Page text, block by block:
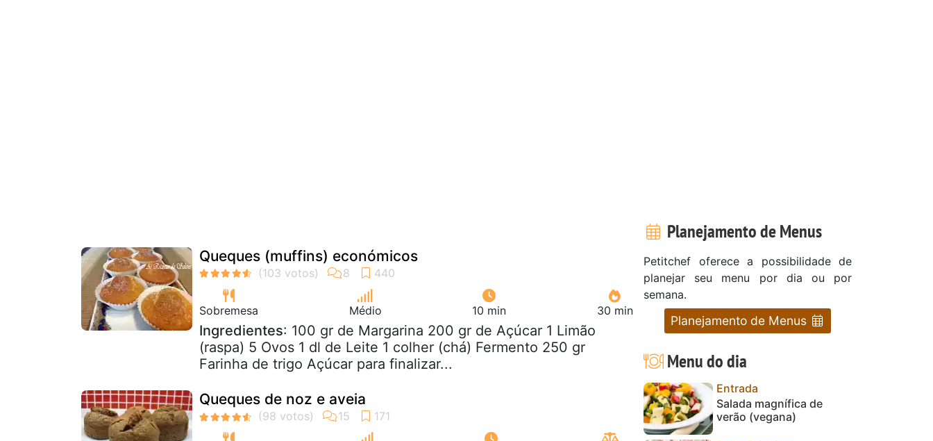
Queques (muffins) económicos
Sobremesa Médio 10 min 30 min
Ingredientes: 100 gr de Margarina 200 gr de Açúcar 1 Limão
(raspa) 5 Ovos 1 dl de Leite 1 colher (chá) Fermento 250 gr
Farinha de trigo Açúcar para finalizar...
Queques de noz e aveia
Planejamento de Menus
Petitchef oferece a possibilidade de
planejar seu menu por dia ou por
semana.
Planejamento de Menus
Menu do dia
Entrada
Salada magnífica de
verão (vegana)